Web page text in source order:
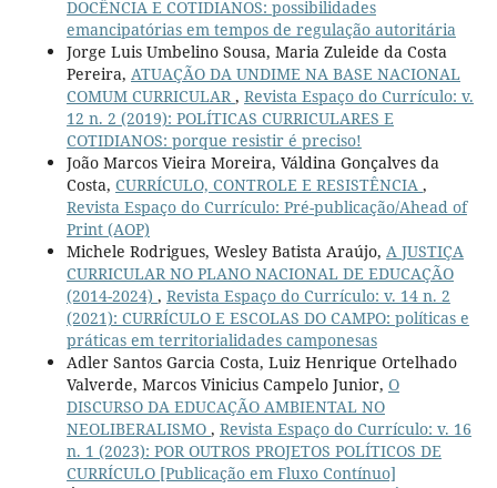
DOCÊNCIA E COTIDIANOS: possibilidades
emancipatórias em tempos de regulação autoritária
Jorge Luis Umbelino Sousa, Maria Zuleide da Costa
Pereira, ATUAÇÃO DA UNDIME NA BASE NACIONAL
COMUM CURRICULAR, Revista Espaço do Currículo: v.
12 n. 2 (2019): POLÍTICAS CURRICULARES E
COTIDIANOS: porque resistir é preciso!
João Marcos Vieira Moreira, Váldina Gonçalves da
Costa, CURRÍCULO, CONTROLE E RESISTÊNCIA ,
Revista Espaço do Currículo: Pré-publicação/Ahead of
Print (AOP)
Michele Rodrigues, Wesley Batista Araújo, A JUSTIÇA
CURRICULAR NO PLANO NACIONAL DE EDUCAÇÃO
(2014-2024) , Revista Espaço do Currículo: v. 14 n. 2
(2021): CURRÍCULO E ESCOLAS DO CAMPO: políticas e
práticas em territorialidades camponesas
Adler Santos Garcia Costa, Luiz Henrique Ortelhado
Valverde, Marcos Vinicius Campelo Junior, O
DISCURSO DA EDUCAÇÃO AMBIENTAL NO
NEOLIBERALISMO , Revista Espaço do Currículo: v. 16
n. 1 (2023): POR OUTROS PROJETOS POLÍTICOS DE
CURRÍCULO [Publicação em Fluxo Contínuo]